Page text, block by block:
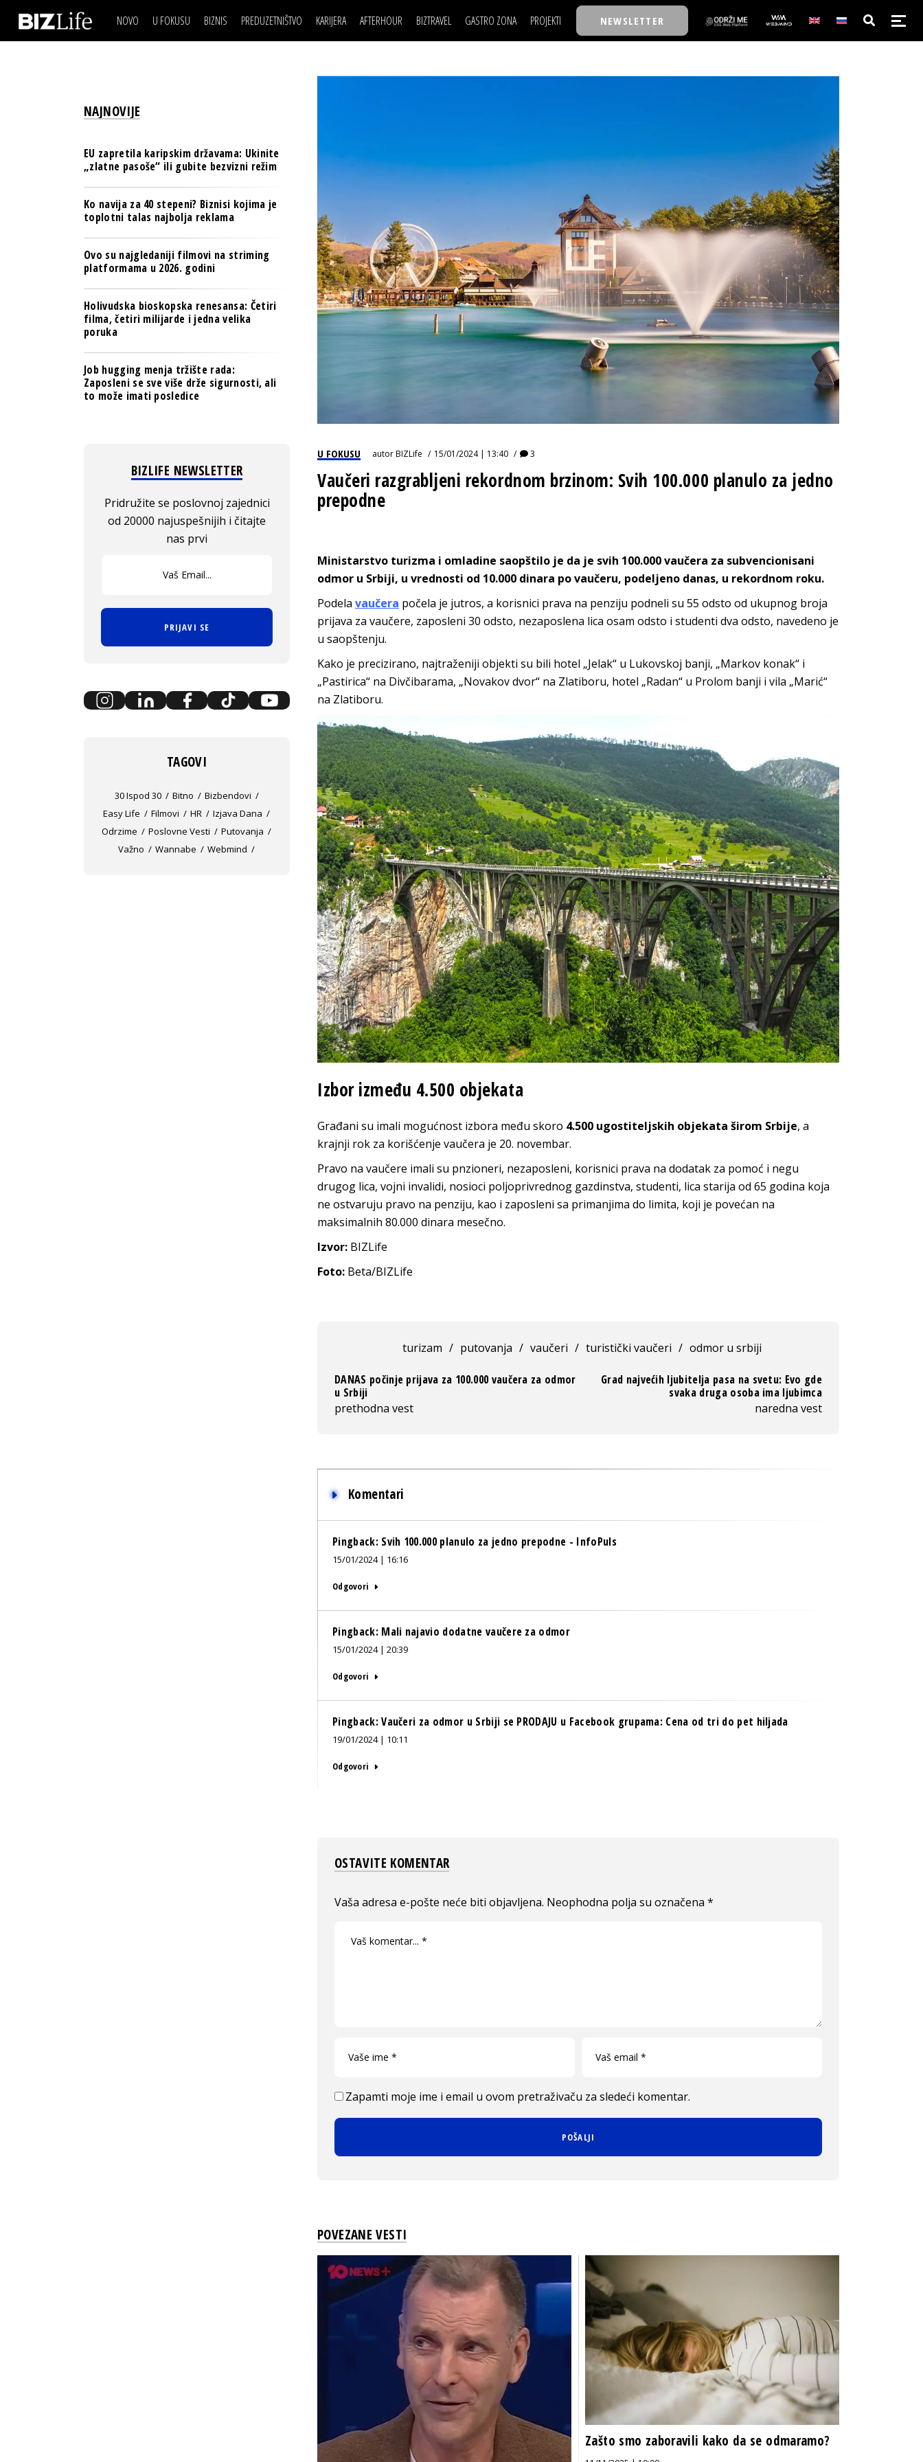
NOVO U FOKUSU BIZNIS
BANKE
OSIGURANJE
TECH I AI
BIZNIS & SPORT
PULS REGIONA
NOVO NA RAFU
PREDUZETNIŠTVO KARIJERA
KNOW-HOW
AFTERHOUR
WELLBEING
BIZTRAVEL GASTRO ZONA PROJEKTI
BIZBENDOVI
BMW BIZNIS LIGA
BIZLIFE WEEK
IZJAVA GODINE
NEWSLETTER
IZJAVA DANABIZNIS SCENA
BREND I KOMUNIKACIJE
OSIGURANJE
TECH I AI
PULS REGIONA
POSAO
MOJ UGAO
FILM I SCENA
AUTO SVET
NAJKOLEGA
30 ISPOD 30
BIZLIFE WEEK
IZJAVA GODINE
U FOKUSU autorBIZLife 15/01/2024 | 13:40 3
Vaučeri razgrabljeni rekordnom brzinom: Svih 100.000 planulo za jedno
prepodne
Ministarstvo turizma i omladine saopštilo je da je svih 100.000 vaučera za subvencionisani
odmor u Srbiji, u vrednosti od 10.000 dinara po vaučeru, podeljeno danas, u rekordnom roku.
Podela vaučera počela je jutros, a korisnici prava na penziju podneli su 55 odsto od ukupnog broja
prijava za vaučere, zaposleni 30 odsto, nezaposlena lica osam odsto i studenti dva odsto, navedeno je
u saopštenju.
Kako je precizirano, najtraženiji objekti su bili hotel „Jelak“ u Lukovskoj banji, „Markov konak“ i
„Pastirica“ na Divčibarama, „Novakov dvor“ na Zlatiboru, hotel „Radan“ u Prolom banji i vila „Marić“
na Zlatiboru.
Izbor između 4.500 objekata
Građani su imali mogućnost izbora među skoro 4.500 ugostiteljskih objekata širom Srbije, a
krajnji rok za korišćenje vaučera je 20. novembar.
Pravo na vaučere imali su pnzioneri, nezaposleni, korisnici prava na dodatak za pomoć i negu
drugog lica, vojni invalidi, nosioci poljoprivrednog gazdinstva, studenti, lica starija od 65 godina koja
ne ostvaruju pravo na penziju, kao i zaposleni sa primanjima do limita, koji je povećan na
maksimalnih 80.000 dinara mesečno.
Izvor: BIZLife
Foto: Beta/BIZLife
turizam / putovanja / vaučeri / turistički vaučeri / odmor u srbiji
DANAS počinje prijava za 100.000 vaučera za odmor
u Srbiji
prethodna vest
Grad najvećih ljubitelja pasa na svetu: Evo gde
svaka druga osoba ima ljubimca
naredna vest
Komentari
Pingback: Svih 100.000 planulo za jedno prepodne - InfoPuls
15/01/2024 | 16:16
Odgovori
Pingback: Mali najavio dodatne vaučere za odmor
15/01/2024 | 20:39
Odgovori
Pingback:Vaučeri za odmor u Srbiji se PRODAJU u Facebook grupama: Cena od tri do pet hiljada
19/01/2024 | 10:11
Odgovori
OSTAVITE KOMENTAR
Vaša adresa e-pošte neće biti objavljena. Neophodna polja su označena *
Zapamti moje ime i email u ovom pretraživaču za sledeći komentar.
POVEZANE VESTI
Zašto smo zaboravili kako da se odmaramo?
NAJNOVIJE
EU zapretila karipskim državama: Ukinite
„zlatne pasoše“ ili gubite bezvizni režim
Ko navija za 40 stepeni? Biznisi kojima je
toplotni talas najbolja reklama
Ovo su najgledaniji filmovi na striming
platformama u 2026. godini
Holivudska bioskopska renesansa: Četiri
filma, četiri milijarde i jedna velika
poruka
Job hugging menja tržište rada:
Zaposleni se sve više drže sigurnosti, ali
to može imati posledice
BIZLIFE NEWSLETTER
Pridružite se poslovnoj zajednici
od 20000 najuspešnijih i čitajte
nas prvi
PRIJAVI SE
TAGOVI
30 Ispod 30 Bitno
Bizbendovi
Easy Life
Filmovi HR
Izjava Dana
Odrzime
Poslovne Vesti
Putovanja
Važno
Wannabe Webmind